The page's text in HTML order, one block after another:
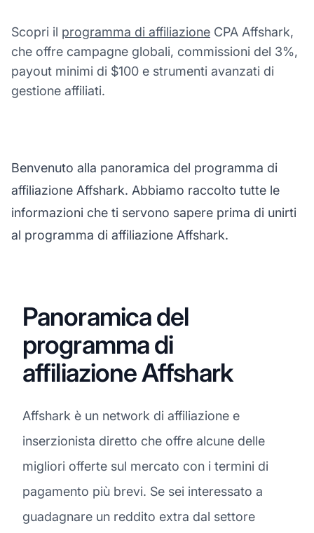
Scopri il programma di affiliazione CPA Affshark,
che offre campagne globali, commissioni del 3%,
payout minimi di $100 e strumenti avanzati di
gestione affiliati.
Benvenuto alla panoramica del programma di
affiliazione Affshark. Abbiamo raccolto tutte le
informazioni che ti servono sapere prima di unirti
al programma di affiliazione Affshark.
Panoramica del
programma di
affiliazione Affshark
Affshark è un network di affiliazione e
inserzionista diretto che offre alcune delle
migliori offerte sul mercato con i termini di
pagamento più brevi. Se sei interessato a
guadagnare un reddito extra dal settore